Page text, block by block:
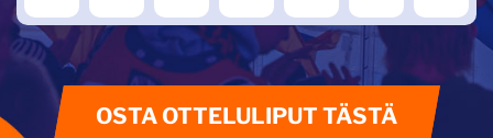
OSTA OTTELULIPUT TÄSTÄ